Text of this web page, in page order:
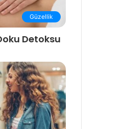
Güzellik
Detoksu